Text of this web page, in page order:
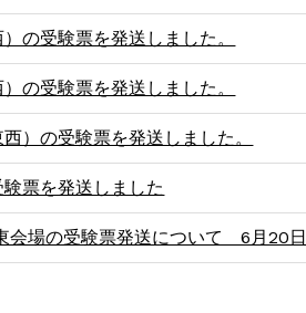
の受験票を発送しました。
の受験票を発送しました。
）の受験票を発送しました。
票を発送しました
会場の受験票発送について 6月20日